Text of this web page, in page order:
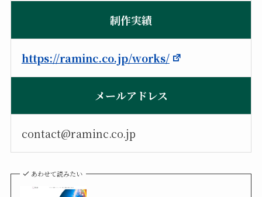
制作実績
https://raminc.co.jp/works/
メールアドレス
contact@raminc.co.jp
あわせて読みたい